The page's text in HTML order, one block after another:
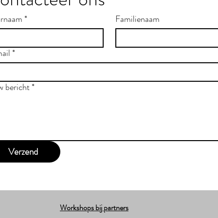
* Familienaam
*
bericht*
Verzend
Workshops bij partners